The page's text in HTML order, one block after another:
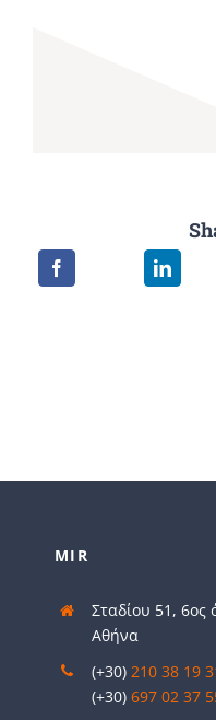
MIR
Σταδίου 51, 6ος
Αθήνα
(+30) 210 38 19
(+30) 697 02 37